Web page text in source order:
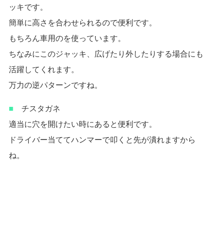
ッキです。
簡単に高さを合わせられるので便利です。
もちろん車用のを使っています。
ちなみにこのジャッキ、広げたり外したりする場合にも
活躍してくれます。
万力の逆パターンですね。
■ チスタガネ
適当に穴を開けたい時にあると便利です。
ドライバー当ててハンマーで叩くと先が潰れますから
ね。